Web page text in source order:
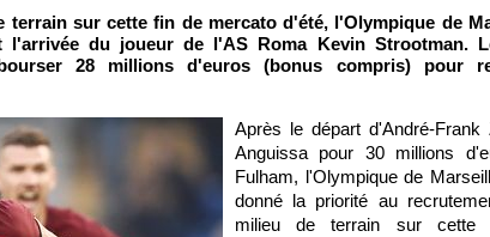
terrain sur cette fin de mercato d'été, l'Olympique de
du joueur de l'AS Roma Kevin Strootman.
28 millions d'euros (bonus compris) pour
Après le départ d'André-Frank
Anguissa pour 30 millions
Fulham, l'Olympique de
donné la priorité au
milieu de terrain sur cette